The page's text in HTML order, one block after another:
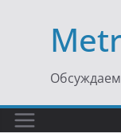
содержимому